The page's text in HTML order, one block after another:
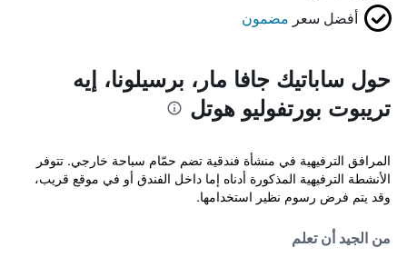
أفضل سعر مضمون
حول ساباتيك جافا مار، برسيلونا، إيه
تريبوت بورتفوليو هوتل
المرافق الترفيهية في منشأة فندقية تضم حمّام سباحة خارجي. تتوفر
الأنشطة الترفيهية المذكورة أدناه إما داخل الفندق أو في موقع قريب،
وقد يتم فرض رسوم نظير استخدامها.
من الجيد أن تعلم